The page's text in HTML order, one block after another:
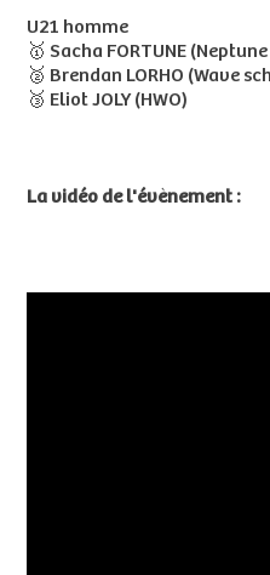
U21 homme
🥇 Sacha FORTUNE
🥈 Brendan LORHO (Wave
🥉 Eliot JOLY (HWO)
La vidéo de l'évènement :